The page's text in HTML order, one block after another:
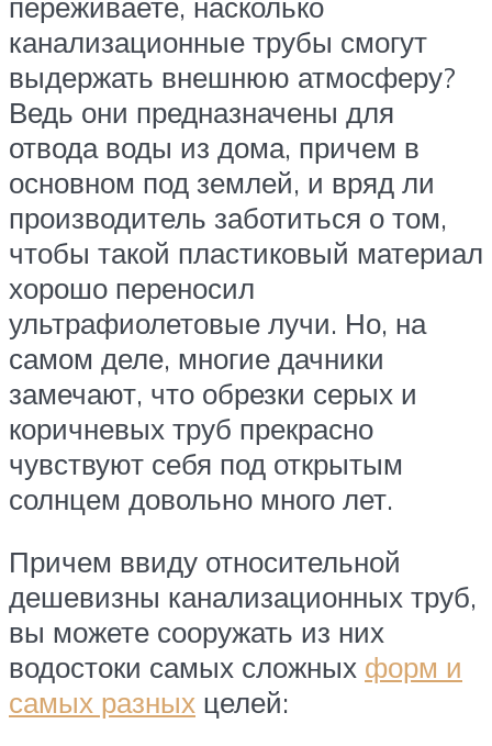
канализационные трубы смогут
выдержать внешнюю атмосферу?
Ведь они предназначены для
отвода воды из дома, причем в
основном под землей, и вряд ли
производитель заботиться о том,
чтобы такой пластиковый материал
хорошо переносил
ультрафиолетовые лучи. Но, на
самом деле, многие дачники
замечают, что обрезки серых и
коричневых труб прекрасно
чувствуют себя под открытым
солнцем довольно много лет.
Причем ввиду относительной
дешевизны канализационных труб,
вы можете сооружать из них
водостоки самых сложных форм и
самых разных целей: